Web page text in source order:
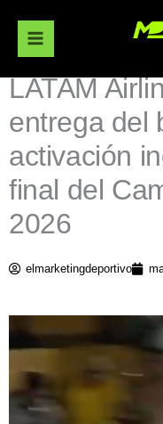
contenido
LATAM
entrega del
activación
final del
2026
elmarketingdeportivo